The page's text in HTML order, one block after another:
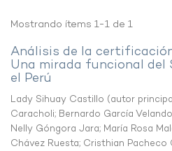
Mostrando ítems 1-1 de 1
Análisis de la
Una mirada funcional del
el Perú
Lady Sihuay Castillo (autor
Caracholi; Bernardo García Velando
Nelly Góngora Jara; María Rosa
Chávez Ruesta; Cristhian Pacheco